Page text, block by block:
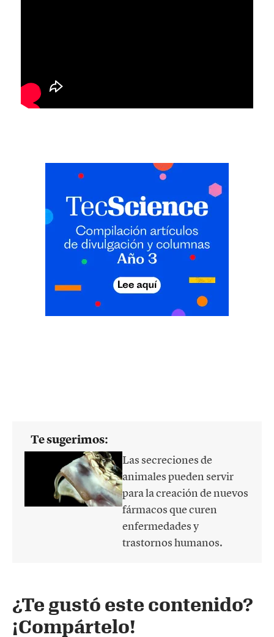
Te sugerimos:
Las secreciones de
animales pueden servir
para la creación de nuevos
fármacos que curen
enfermedades y
trastornos humanos.
¿Te gustó este contenido?
¡Compártelo!